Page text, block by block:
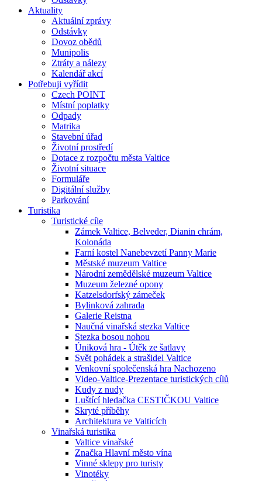
Aktuality
Aktuální zprávy
Odstávky
Dovoz obědů
Munipolis
Ztráty a nálezy
Kalendář akcí
Potřebuji vyřídit
Czech POINT
Místní poplatky
Odpady
Matrika
Stavební úřad
Životní prostředí
Dotace z rozpočtu města Valtice
Životní situace
Formuláře
Digitální služby
Parkování
Turistika
Turistické cíle
Zámek Valtice, Belveder, Dianin chrám,
Kolonáda
Farní kostel Nanebevzetí Panny Marie
Městské muzeum Valtice
Národní zemědělské muzeum Valtice
Muzeum železné opony
Katzelsdorfský zámeček
Bylinková zahrada
Galerie Reistna
Naučná vinařská stezka Valtice
Stezka bosou nohou
Úniková hra - Útěk ze šatlavy
Svět pohádek a strašidel Valtice
Venkovní společenská hra Nachozeno
Video-Valtice-Prezentace turistických cílů
Kudy z nudy
Luštící hledačka CESTIČKOU Valtice
Skryté příběhy
Architektura ve Valticích
Vinařská turistika
Valtice vinařské
Značka Hlavní město vína
Vinné sklepy pro turisty
Vinotéky